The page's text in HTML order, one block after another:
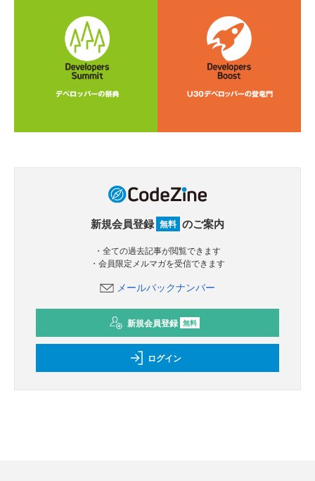
新規会員登録 無料 のご案内
・全ての過去記事が閲覧できます
・会員限定メルマガを受信できます
メールバックナンバー
新規会員登録 無料
ログイン